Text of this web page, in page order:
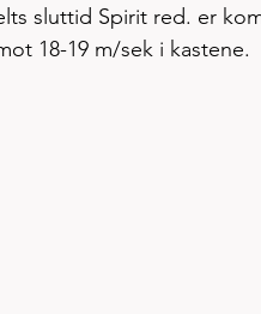
sluttid Spirit red. er
18-19 m/sek i kastene.